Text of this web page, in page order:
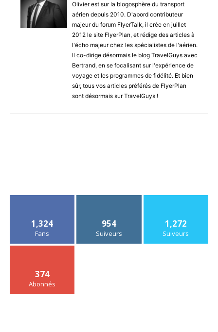
Olivier est sur la blogosphère du transport
aérien depuis 2010. D'abord contributeur
majeur du forum FlyerTalk, il crée en juillet
2012 le site FlyerPlan, et rédige des articles à
l'écho majeur chez les spécialistes de l'aérien.
Il co-dirige désormais le blog TravelGuys avec
Bertrand, en se focalisant sur l'expérience de
voyage et les programmes de fidélité. Et bien
sûr, tous vos articles préférés de FlyerPlan
sont désormais sur TravelGuys !
1,324
Fans
954
Suiveurs
1,272
Suiveurs
374
Abonnés